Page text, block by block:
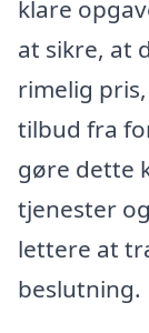
klare
at sikre, at
rimelig
tilbud fra
gøre dette
tjenester
lettere at
beslutning.